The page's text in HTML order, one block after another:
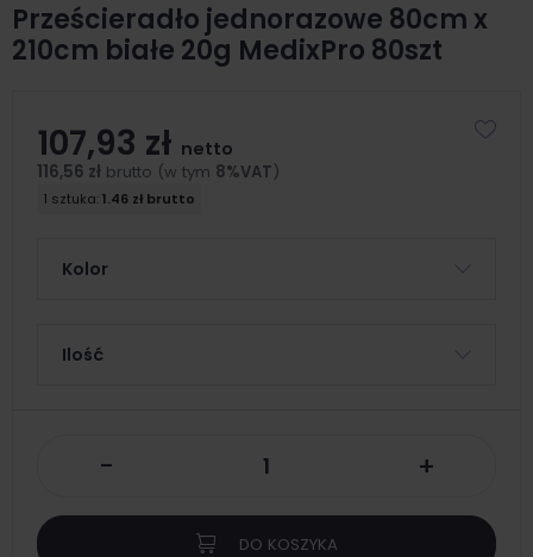
Prześcieradło jednorazowe 80cm x
210cm białe 20g MedixPro 80szt
107,93 zł netto
116,56 zł brutto (w tym 8%VAT)
1 sztuka:1.46 zł brutto
Kolor
Ilość
- +
DO KOSZYKA